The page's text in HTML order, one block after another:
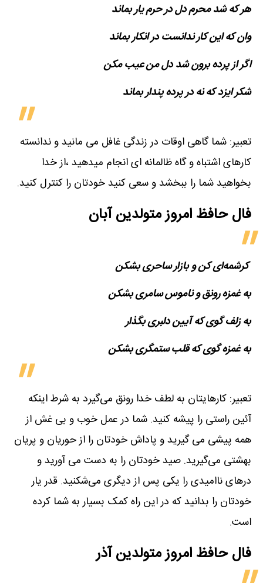
هر که شد محرم دل در حرم یار بماند
وان که این کار ندانست در انکار بماند
اگر از پرده برون شد دل من عیب مکن
شکر ایزد که نه در پرده پندار بماند
تعبیر: شما گاهی اوقات در زندگی غافل می مانید و ندانسته
کارهای اشتباه و گاه ظالمانه ای انجام میدهید ،از خدا
بخواهید شما را ببخشد و سعی کنید خودتان را کنترل کنید.
فال حافظ امروز متولدین‌ آبان
‍ کرشمه‌ای کن و بازار ساحری بشکن
به غمزه رونق و ناموس سامری بشکن
به زلف گوی که آیین دلبری بگذار
به غمزه گوی که قلب ستمگری بشکن
تعبیر: کارهایتان به لطف خدا رونق می‌گیرد به شرط اینکه
آئین راستی را پیشه کنید. شما در عمل خوب و بی غش از
همه پیشی می گیرید و پاداش خودتان را از حوریان و پریان
بهشتی می‌گیرید. صید خودتان را به دست می آورید و
درهای ناامیدی را یکی پس از دیگری می‌شکنید. قدر یار
خودتان را بدانید که در این راه کمک بسیار به شما کرده
است.
فال حافظ امروز متولدین‌ آذر